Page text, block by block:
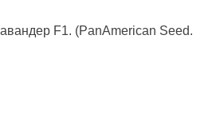
F1. (PanAmerican Seed.